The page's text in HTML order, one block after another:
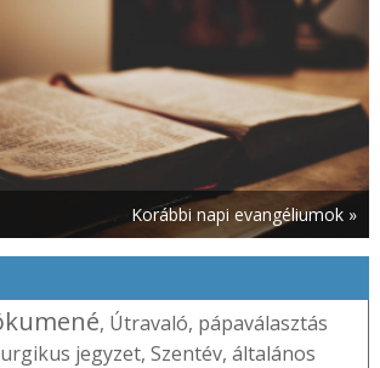
Korábbi napi evangéliumok »
, Útravaló, pápaválasztás
jegyzet, Szentév, általános